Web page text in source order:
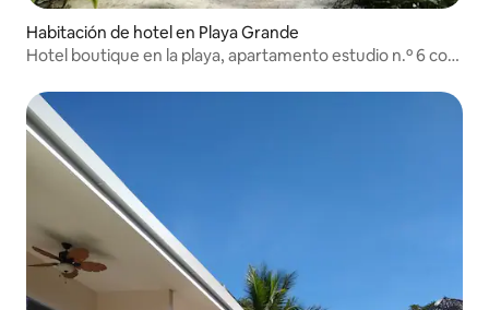
Habitación de hotel en Playa Grande
Hotel boutique en la playa, apartamento estudio n.º 6 con